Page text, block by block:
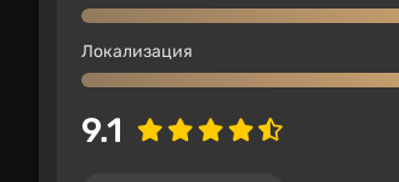
Локализация
9.1